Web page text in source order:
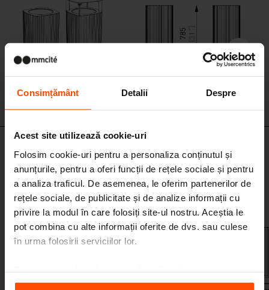
Consimțământ Detalii Despre
Acest site utilizează cookie-uri
Folosim cookie-uri pentru a personaliza conținutul și
anunțurile, pentru a oferi funcții de rețele sociale și pentru
a analiza traficul. De asemenea, le oferim partenerilor de
rețele sociale, de publicitate și de analize informații cu
privire la modul în care folosiți site-ul nostru. Aceștia le
pot combina cu alte informații oferite de dvs. sau culese
în urma folosirii serviciilor lor.
vizitațiPrinciples Relating to the Processing Personal
QB110-2 - QB115-2
Coș de gunoi dublu/cu capac
structură din oțel galvanizat, înveliș din lamele de lemn; alternativ cu
scrumieră din oțel inoxidabil, 2x50L